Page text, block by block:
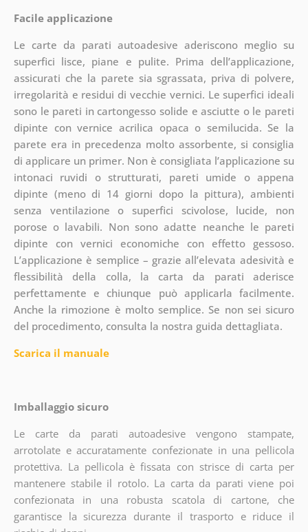
Facile applicazione
Le carte da parati autoadesive aderiscono meglio su
superfici lisce, piane e pulite. Prima dell’applicazione,
assicurati che la parete sia sgrassata, priva di polvere,
irregolarità e residui di vecchie vernici. Le superfici ideali
sono le pareti in cartongesso solide e asciutte o le pareti
dipinte con vernice acrilica opaca o semilucida. Se la
parete era in precedenza molto assorbente, si consiglia
di applicare un primer. Non è consigliata l’applicazione su
intonaci ruvidi o strutturati, pareti umide o appena
dipinte (meno di 14 giorni dopo la pittura), ambienti
senza ventilazione o superfici scivolose, lucide, non
porose o lavabili. Non sono adatte neanche le pareti
dipinte con vernici economiche con effetto gessoso.
L’applicazione è semplice – grazie all’elevata adesività e
flessibilità della colla, la carta da parati aderisce
perfettamente e chiunque può applicarla facilmente.
Anche la rimozione è molto semplice. Se non sei sicuro
del procedimento, consulta la nostra guida dettagliata.
Scarica il manuale
Imballaggio sicuro
Le carte da parati autoadesive vengono stampate,
arrotolate e accuratamente confezionate in una pellicola
protettiva. La pellicola è fissata con strisce di carta per
mantenere stabile il rotolo. La carta da parati viene poi
confezionata in una robusta scatola di cartone, che
garantisce la sicurezza durante il trasporto e riduce il